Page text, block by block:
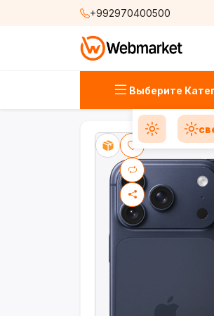
+992970400500
Выберите